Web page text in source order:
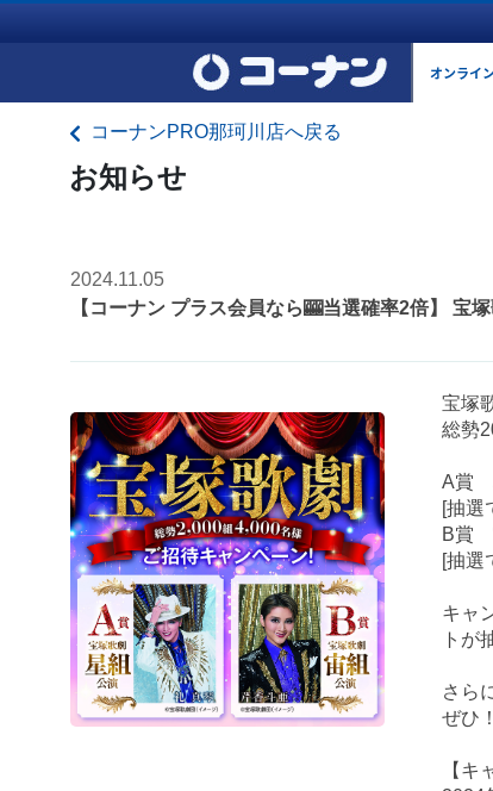
オンライ
コーナンPRO那珂川店へ戻る
お知らせ
2024.11.05
【コーナン プラス会員なら🎰当選確率2倍】 宝
宝塚
総勢
A賞
[抽選
B賞
[抽選
キャ
トが
さら
ぜひ
【キ